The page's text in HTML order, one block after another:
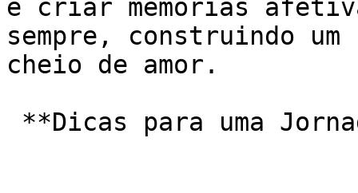
e criar memórias
sempre, construindo
cheio de amor.